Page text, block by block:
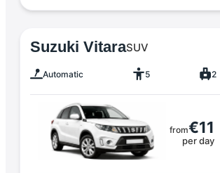
Suzuki VitaraSUV
Automatic 5 2
from€11
per day